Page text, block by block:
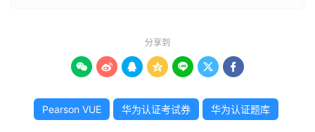
分享到
      
Pearson VUE 华为认证考试券 华为认证题库